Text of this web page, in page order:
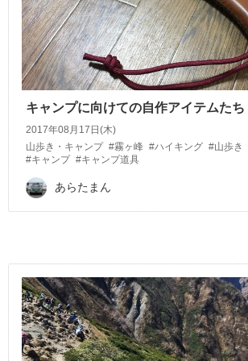
キャンプに向けての自作アイテムたち
2017年08月17日(木)
山歩き・キャンプ #霧ヶ峰 #ハイキング #山歩き
#キャンプ #キャンプ道具
あらたまん